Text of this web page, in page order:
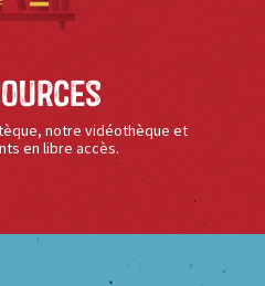
notre vidéothèque et
en libre accès.